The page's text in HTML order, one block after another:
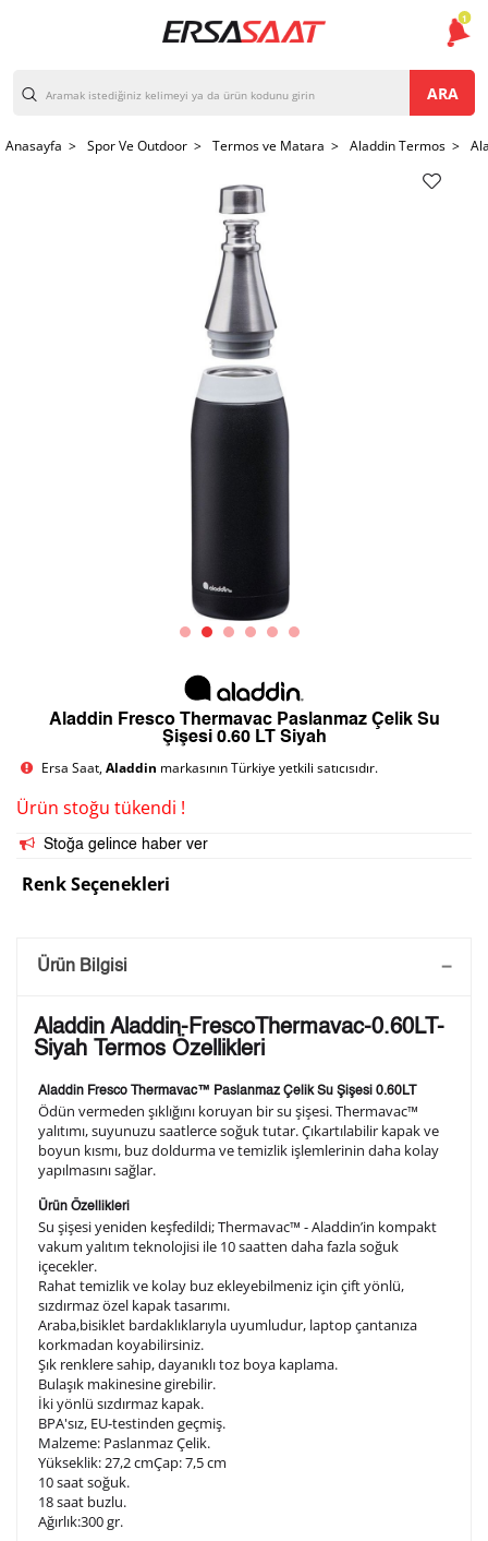
ARA
Anasayfa > Spor Ve Outdoor > Termos ve Matara > Aladdin Termos >
Aladdin Fresco Thermavac Paslanmaz Çelik Su
Şişesi 0.60 LT Siyah
Ersa Saat,Aladdin markasının Türkiye yetkili satıcısıdır.
Ürün stoğu tükendi !
Stoğa gelince haber ver
Renk Seçenekleri
Saatini Kişiselleştir
arka kapağına gravür tekniği ile formda belirtmiş
olduğunuz şekilde işlenecektir.
1. Satır
10 / 10
2. Satır
/ 10
3. Satır
10
Lütfen font seçiniz
Ön İzleme Kişiselleştir
Kişiselleştirilmiş ürünlerin teslim süresi gravür işleme
sebebi ile 1-2 iş günü uzamaktadır. Gravür İşlemi
tamamlandıktan sonra siparişiniz kargoya verilecektir.
Ürün Bilgisi
Aladdin Aladdin-FrescoThermavac-0.60LT-
Siyah Termos Özellikleri
Aladdin Fresco Thermavac™ Paslanmaz Çelik Su Şişesi 0.60LT
Ödün vermeden şıklığını koruyan bir su şişesi. Thermavac™
yalıtımı, suyunuzu saatlerce soğuk tutar. Çıkartılabilir kapak ve
boyun kısmı, buz doldurma ve temizlik işlemlerinin daha kolay
yapılmasını sağlar.
Ürün Özellikleri
Su şişesi yeniden keşfedildi; Thermavac™ - Aladdin’in kompakt
vakum yalıtım teknolojisi ile 10 saatten daha fazla soğuk
içecekler.
Rahat temizlik ve kolay buz ekleyebilmeniz için çift yönlü,
sızdırmaz özel kapak tasarımı.
Araba,bisiklet bardaklıklarıyla uyumludur, laptop çantanıza
korkmadan koyabilirsiniz.
Şık renklere sahip, dayanıklı toz boya kaplama.
Bulaşık makinesine girebilir.
İki yönlü sızdırmaz kapak.
BPA'sız, EU-testinden geçmiş.
Malzeme: Paslanmaz Çelik.
Yükseklik: 27,2 cmÇap: 7,5 cm
10 saat soğuk.
18 saat buzlu.
Ağırlık:300 gr.
1